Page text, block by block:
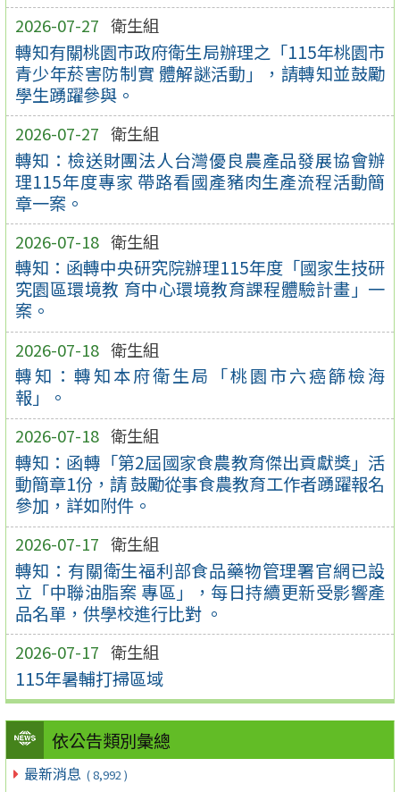
2026-07-27 衛生組
轉知有關桃園市政府衛生局辦理之「115年桃園市
青少年菸害防制實 體解謎活動」，請轉知並鼓勵
學生踴躍參與。
2026-07-27 衛生組
轉知：檢送財團法人台灣優良農產品發展協會辦
理115年度專家 帶路看國產豬肉生產流程活動簡
章一案。
2026-07-18 衛生組
轉知：函轉中央研究院辦理115年度「國家生技研
究園區環境教 育中心環境教育課程體驗計畫」一
案。
2026-07-18 衛生組
轉知：轉知本府衛生局「桃園市六癌篩檢海
報」。
2026-07-18 衛生組
轉知：函轉「第2屆國家食農教育傑出貢獻獎」活
動簡章1份，請 鼓勵從事食農教育工作者踴躍報名
參加，詳如附件。
2026-07-17 衛生組
轉知：有關衛生福利部食品藥物管理署官網已設
立「中聯油脂案 專區」，每日持續更新受影響產
品名單，供學校進行比對 。
2026-07-17 衛生組
115年暑輔打掃區域
依公告類別彙總
最新消息 ( 8,992 )